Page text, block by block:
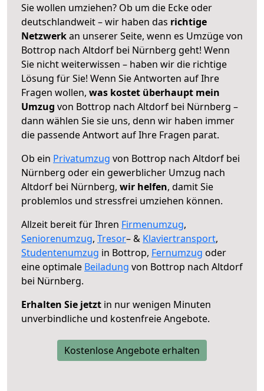
Sie wollen umziehen? Ob um die Ecke oder
deutschlandweit – wir haben das richtige
Netzwerkan unserer Seite, wenn es Umzüge von
Bottrop nach Altdorf bei Nürnberg geht! Wenn
Sie nicht weiterwissen – haben wir die richtige
Lösung für Sie! Wenn Sie Antworten auf Ihre
Fragen wollen, was kostet überhaupt mein
Umzug von Bottrop nach Altdorf bei Nürnberg –
dann wählen Sie sie uns, denn wir haben immer
die passende Antwort auf Ihre Fragen parat.
Ob ein Privatumzug von Bottrop nach Altdorf bei
Nürnberg oder ein gewerblicher Umzug nach
Altdorf bei Nürnberg, wir helfen, damit Sie
problemlos und stressfrei umziehen können.
Allzeit bereit für Ihren Firmenumzug,
Seniorenumzug, Tresor– & Klaviertransport,
Studentenumzug in Bottrop, Fernumzug oder
eine optimale Beiladung von Bottrop nach Altdorf
bei Nürnberg.
Erhalten Sie jetzt in nur wenigen Minuten
unverbindliche und kostenfreie Angebote.
Kostenlose Angebote erhalten